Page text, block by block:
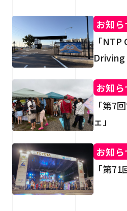
WORKS 事例紹介
RECRUIT
CONTACT お
お知ら
「NTP
Driving
お知ら
「第7
ェ」
お知ら
「第